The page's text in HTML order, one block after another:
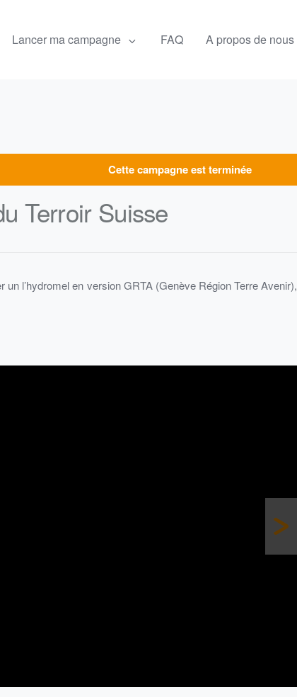
Lancer ma campagne FAQ A propos de nous
Cette campagne est terminée
Terroir Suisse
l’hydromel en version GRTA (Genève Région Terre Avenir),